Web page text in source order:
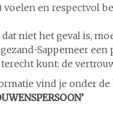
voelen en respectvol
dat niet het geval is,
Sappemeer
kunt: de
vind je onder